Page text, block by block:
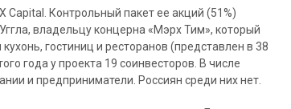
Capital. Контрольный пакет ее акций (51%)
владельцу концерна «Мэрх Тим», который
гостиниц и ресторанов (представлен в 38
года у проекта 19 соинвесторов. В числе
и предприниматели. Россиян среди них нет.